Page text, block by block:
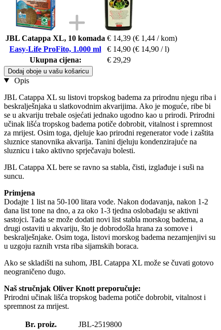
JBL Catappa XL, 10 komada € 14,39 (€ 1,44 / kom)
Easy-Life ProFito, 1.000 ml
€ 14,90 (€ 14,90 / l)
Ukupna cijena:
€ 29,29
Dodaj oboje u vašu košaricu
Opis
JBL Catappa XL su listovi tropskog badema za prirodnu njegu riba i
beskralješnjaka u slatkovodnim akvarijima. Ako je moguće, ribe bi
se u akvariju trebale osjećati jednako ugodno kao u prirodi. Prirodni
učinak lišća tropskog badema potiče dobrobit, vitalnost i spremnost
za mrijest. Osim toga, djeluje kao prirodni regenerator vode i zaštita
sluznice stanovnika akvarija. Tanini djeluju kondenzirajuće na
sluznicu i tako aktivno sprječavaju bolesti.
JBL Catappa XL bere se ravno sa stabla, čisti, izglađuje i suši na
suncu.
Primjena
Dodajte 1 list na 50-100 litara vode. Nakon dodavanja, nakon 1-2
dana list tone na dno, a za oko 1-3 tjedna oslobađaju se aktivni
sastojci. Tada se može dodati novi list stabla morskog badema, a
drugi ostaviti u akvariju, što je dobrodošla hrana za somove i
beskralješnjake. Osim toga, listovi morskog badema nezamjenjivi su
u uzgoju raznih vrsta riba sijamskih boraca.
Ako se skladišti na suhom, JBL Catappa XL može se čuvati gotovo
neograničeno dugo.
Naš stručnjak Oliver Knott preporučuje:
Prirodni učinak lišća tropskog badema potiče dobrobit, vitalnost i
spremnost za mrijest.
Br. proiz.
JBL-2519800